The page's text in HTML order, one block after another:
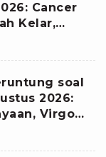
Cancer
Kelar,
soal
2026:
Virgo